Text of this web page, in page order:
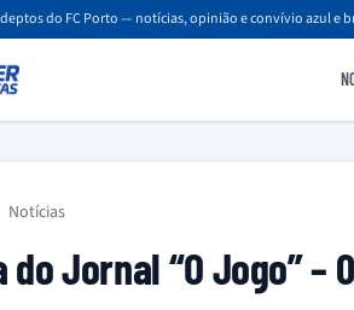
do FC Porto — notícias, opinião e convívio azul e
Notícias
do Jornal “O Jogo”